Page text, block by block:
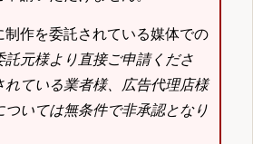
作を委託されている媒体での
託元様より直接ご申請くださ
れている業者様、広告代理店様
ついては無条件で非承認となり